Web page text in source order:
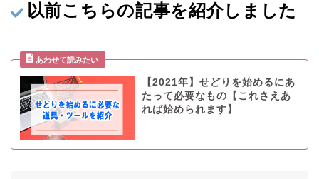
以前こちらの記事を紹介しました
【2021年】せどりを始めるにあ
たって必要なもの【これさえあ
れば始められます】